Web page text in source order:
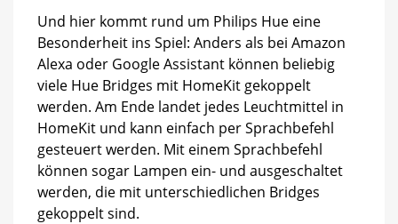
Und hier kommt rund um Philips Hue eine
Besonderheit ins Spiel: Anders als bei Amazon
Alexa oder Google Assistant können beliebig
viele Hue Bridges mit HomeKit gekoppelt
werden. Am Ende landet jedes Leuchtmittel in
HomeKit und kann einfach per Sprachbefehl
gesteuert werden. Mit einem Sprachbefehl
können sogar Lampen ein- und ausgeschaltet
werden, die mit unterschiedlichen Bridges
gekoppelt sind.